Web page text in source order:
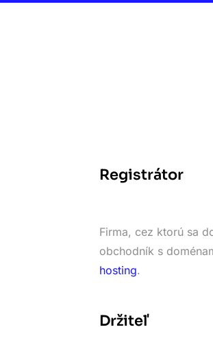
Registrátor
Firma, cez ktorú sa
obchodník s
hosting.
Držiteľ